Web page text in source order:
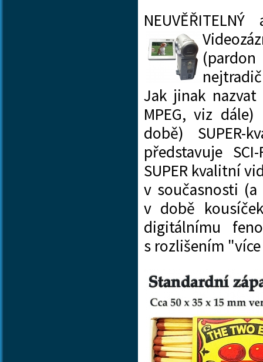
Jak jinak
MPEG, viz
době)
představuje
SUPER kvalitní
v současnosti
v době
digitálnímu
s rozlišením